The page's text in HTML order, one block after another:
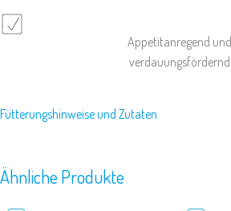
Appetitanregend und
verdauungsfördernd
Fütterungshinweise und Zutaten
Ähnliche Produkte